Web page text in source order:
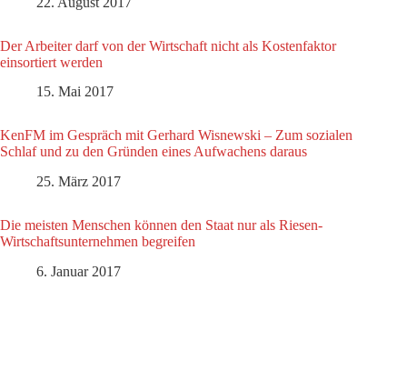
Der Arbeiter darf von der Wirtschaft nicht als Kostenfaktor
einsortiert werden
15. Mai 2017
KenFM im Gespräch mit Gerhard Wisnewski – Zum sozialen
Schlaf und zu den Gründen eines Aufwachens daraus
25. März 2017
Die meisten Menschen können den Staat nur als Riesen-
Wirtschaftsunternehmen begreifen
6. Januar 2017